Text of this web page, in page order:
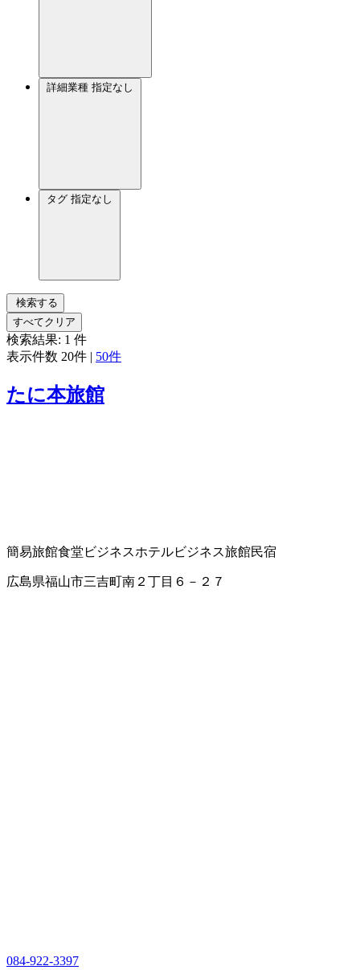
詳細業種 指定なし
タグ 指定なし
検索する
すべてクリア
検索結果: 1 件
表示件数 20件 | 50件
たに本旅館
簡易旅館食堂 ビジネスホテルビジネス旅館民宿
広島県福山市三吉町南２丁目６－２７
084-922-3397